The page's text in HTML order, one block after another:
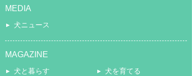
MEDIA
犬ニュース
MAGAZINE
犬と暮らす
犬を育てる